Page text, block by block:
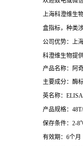
上海科澄维生
盒指标，种类
公司优势：上
科澄维生物提
产品名称：阿
主要成分：酶
英名称：
产品规格：
保存条件：2-
有效期：6个月